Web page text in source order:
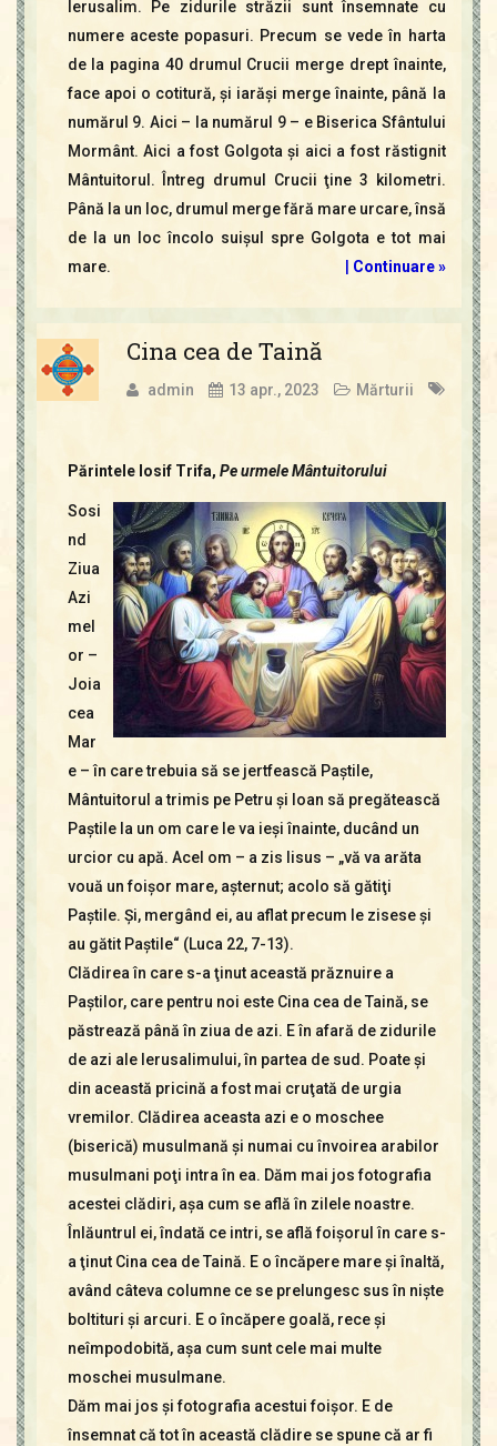
Ierusalim. Pe zidurile străzii sunt însemnate cu
numere aceste popasuri. Precum se vede în harta
de la pagina 40 drumul Crucii merge drept înainte,
face apoi o cotitură, şi iarăşi merge înainte, până la
numărul 9. Aici – la numărul 9 – e Biserica Sfântului
Mormânt. Aici a fost Golgota şi aici a fost răstignit
Mântuitorul. Întreg drumul Crucii ţine 3 kilometri.
Până la un loc, drumul merge fără mare urcare, însă
de la un loc încolo suişul spre Golgota e tot mai
mare.
Continuare »
Cina cea de Taină
admin 13 apr., 2023 Mărturii
Părintele Iosif Trifa, Pe urmele Mântuitorului
Sosi
nd
Ziua
Azi
mel
or –
Joia
cea
Mar
e – în care trebuia să se jertfească Paştile,
Mântuitorul a trimis pe Petru şi Ioan să pregătească
Paştile la un om care le va ieşi înainte, ducând un
urcior cu apă. Acel om – a zis Iisus – „vă va arăta
vouă un foişor mare, aşternut; acolo să gătiţi
Paştile. Şi, mergând ei, au aflat precum le zisese şi
au gătit Paştile“ (Luca 22, 7-13).
Clădirea în care s-a ţinut această prăznuire a
Paştilor, care pentru noi este Cina cea de Taină, se
păstrează până în ziua de azi. E în afară de zidurile
de azi ale Ierusalimului, în partea de sud. Poate şi
din această pricină a fost mai cruţată de urgia
vremilor. Clădirea aceasta azi e o moschee
(biserică) musulmană şi numai cu învoirea arabilor
musulmani poţi intra în ea. Dăm mai jos fotografia
acestei clădiri, aşa cum se află în zilele noastre.
Înlăuntrul ei, îndată ce intri, se află foişorul în care s-
a ţinut Cina cea de Taină. E o încăpere mare şi înaltă,
având câteva columne ce se prelungesc sus în nişte
boltituri şi arcuri. E o încăpere goală, rece şi
neîmpodobită, aşa cum sunt cele mai multe
moschei musulmane.
Dăm mai jos şi fotografia acestui foişor. E de
însemnat că tot în această clădire se spune că ar fi